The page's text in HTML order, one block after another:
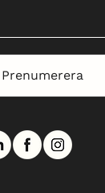
Prenumerera